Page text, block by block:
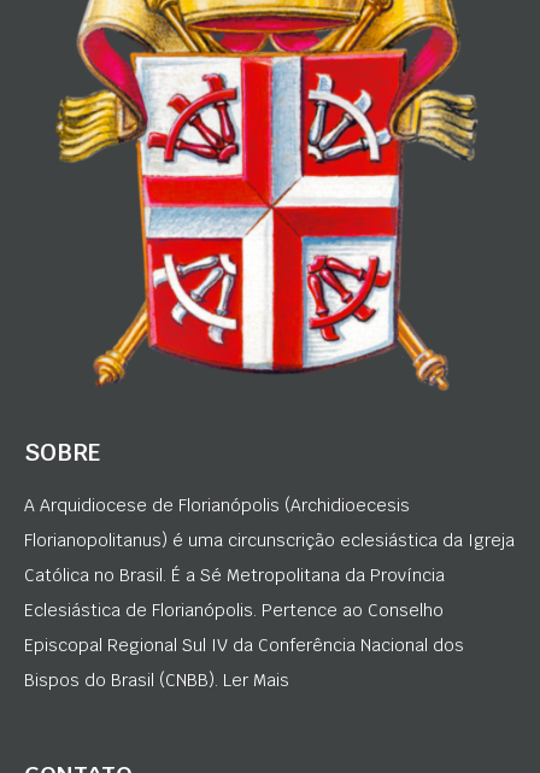
SOBRE
A Arquidiocese de Florianópolis (Archidioecesis
Florianopolitanus) é uma circunscrição eclesiástica da Igreja
Católica no Brasil. É a Sé Metropolitana da Província
Eclesiástica de Florianópolis. Pertence ao Conselho
Episcopal Regional Sul IV da Conferência Nacional dos
Bispos do Brasil (CNBB). Ler Mais